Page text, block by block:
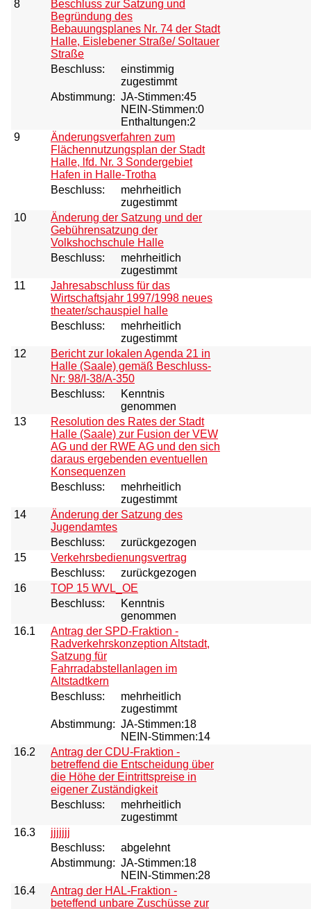
8
Beschluss zur Satzung und
Begründung des
Bebauungsplanes Nr. 74 der Stadt
Halle, Eislebener Straße/ Soltauer
Straße
Beschluss:
einstimmig
zugestimmt
Abstimmung: JA-Stimmen:45
NEIN-Stimmen:0
Enthaltungen:2
9
Änderungsverfahren zum
Flächennutzungsplan der Stadt
Halle, lfd. Nr. 3 Sondergebiet
Hafen in Halle-Trotha
Beschluss:
mehrheitlich
zugestimmt
10
Änderung der Satzung und der
Gebührensatzung der
Volkshochschule Halle
Beschluss:
mehrheitlich
zugestimmt
11
Jahresabschluss für das
Wirtschaftsjahr 1997/1998 neues
theater/schauspiel halle
Beschluss:
mehrheitlich
zugestimmt
12
Bericht zur lokalen Agenda 21 in
Halle (Saale) gemäß Beschluss-
Nr: 98/I-38/A-350
Beschluss:
Kenntnis
genommen
13
Resolution des Rates der Stadt
Halle (Saale) zur Fusion der VEW
AG und der RWE AG und den sich
daraus ergebenden eventuellen
Konsequenzen
Beschluss:
mehrheitlich
zugestimmt
14
Änderung der Satzung des
Jugendamtes
Beschluss:
zurückgezogen
15
Verkehrsbedienungsvertrag
Beschluss:
zurückgezogen
16
TOP 15 WVL_OE
Beschluss:
Kenntnis
genommen
16.1
Antrag der SPD-Fraktion -
Radverkehrskonzeption Altstadt,
Satzung für
Fahrradabstellanlagen im
Altstadtkern
Beschluss:
mehrheitlich
zugestimmt
Abstimmung: JA-Stimmen:18
NEIN-Stimmen:14
16.2
Antrag der CDU-Fraktion -
betreffend die Entscheidung über
die Höhe der Eintrittspreise in
eigener Zuständigkeit
Beschluss:
mehrheitlich
zugestimmt
16.3
jjjjjjj
Beschluss:
abgelehnt
Abstimmung: JA-Stimmen:18
NEIN-Stimmen:28
16.4
Antrag der HAL-Fraktion -
beteffend unbare Zuschüsse zur